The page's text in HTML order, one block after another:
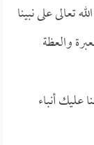
تعالى على نبينا
والعظة
عليك أنباء